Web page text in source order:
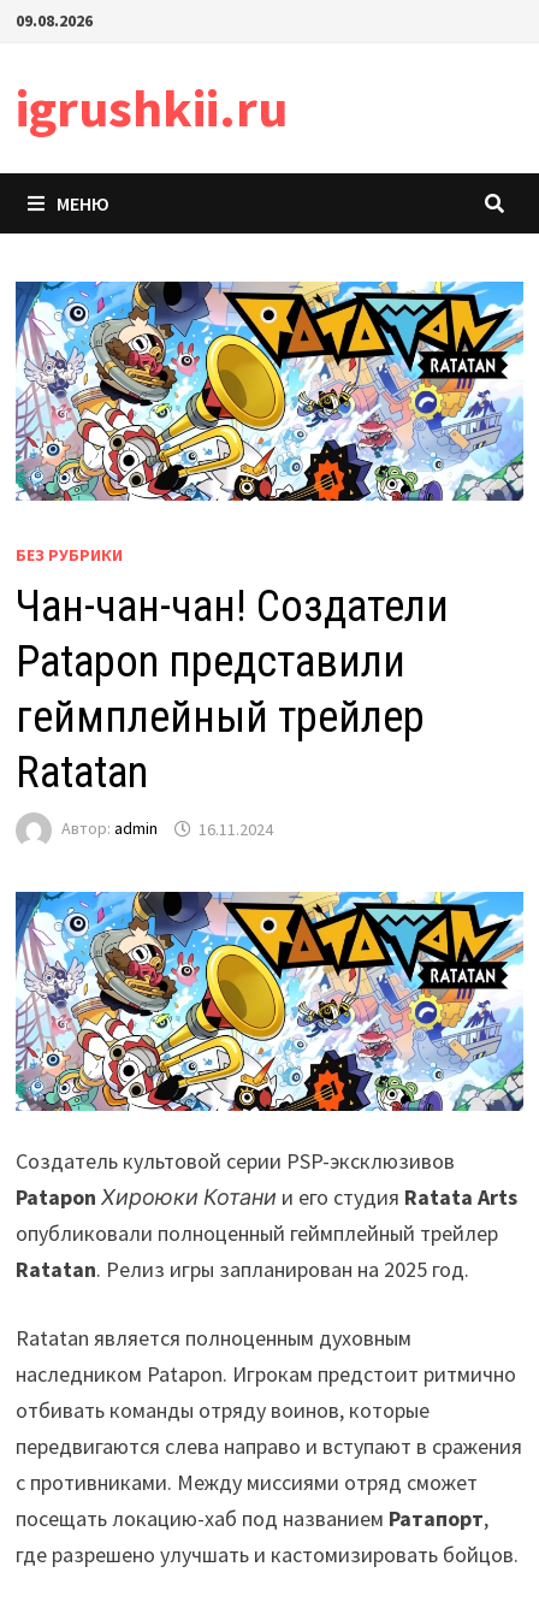
Перейти
09.08.2026
igrushkii.ru
МЕНЮ
БЕЗ РУБРИКИ
Чан-чан-чан! Создатели
Patapon представили
геймплейный трейлер
Ratatan
Автор: admin 16.11.2024
Создатель культовой серии PSP-эксклюзивов
Patapon Хироюки Котани и его студия Ratata Arts
опубликовали полноценный геймплейный трейлер
Ratatan. Релиз игры запланирован на 2025 год.
Ratatan является полноценным духовным
наследником Patapon. Игрокам предстоит ритмично
отбивать команды отряду воинов, которые
передвигаются слева направо и вступают в сражения
с противниками. Между миссиями отряд сможет
посещать локацию-хаб под названием Ратапорт,
где разрешено улучшать и кастомизировать бойцов.